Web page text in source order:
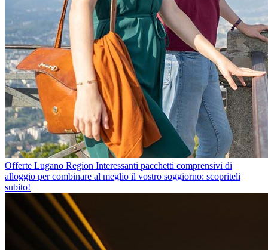
Offerte Lugano Region Interessanti pacchetti comprensivi di
alloggio per combinare al meglio il vostro soggiorno: scopriteli
subito!